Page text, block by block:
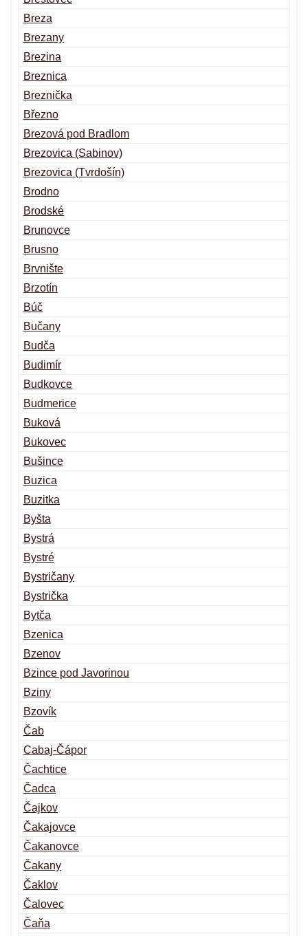
Breza
Brezany
Brezina
Breznica
Breznička
Březno
Brezová pod Bradlom
Brezovica (Sabinov)
Brezovica (Tvrdošín)
Brodno
Brodské
Brunovce
Brusno
Brvnište
Brzotín
Búč
Bučany
Budča
Budimír
Budkovce
Budmerice
Buková
Bukovec
Bušince
Buzica
Buzitka
Byšta
Bystrá
Bystré
Bystričany
Bystrička
Bytča
Bzenica
Bzenov
Bzince pod Javorinou
Bziny
Bzovík
Čab
Cabaj-Čápor
Čachtice
Čadca
Čajkov
Čakajovce
Čakanovce
Čakany
Čaklov
Čalovec
Čaňa